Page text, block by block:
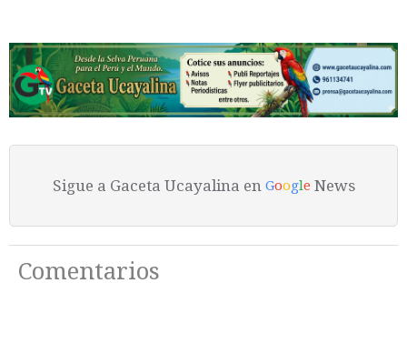
Sigue a Gaceta Ucayalina en Google News
Comentarios